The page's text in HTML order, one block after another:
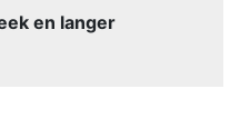
en langer